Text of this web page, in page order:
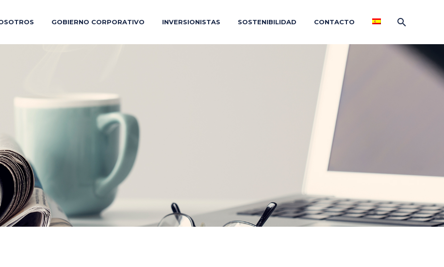
GOBIERNO CORPORATIVO INVERSIONISTAS SOSTENIBILIDAD CONTACTO